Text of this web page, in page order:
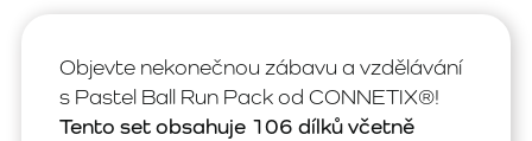
Objevte nekonečnou zábavu a vzdělávání
s Pastel Ball Run Pack od CONNETIX®!
Tento set obsahuje 106 dílků včetně